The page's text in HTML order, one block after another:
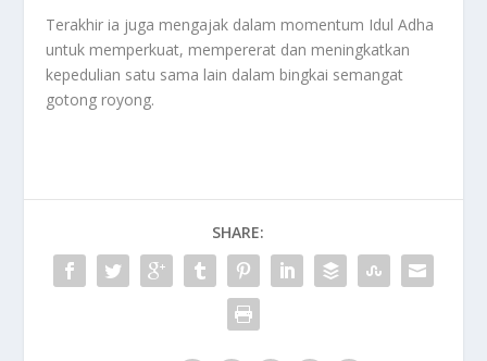
Terakhir ia juga mengajak dalam momentum Idul Adha
untuk memperkuat, mempererat dan meningkatkan
kepedulian satu sama lain dalam bingkai semangat
gotong royong.
SHARE: